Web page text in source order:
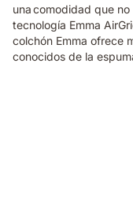
una comodidad que
tecnología Emma
colchón Emma ofrece
conocidos de la